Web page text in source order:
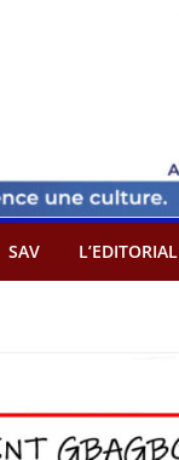
SAV L’EDITORIAL